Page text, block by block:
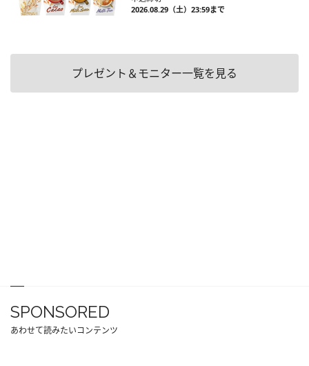
2026.08.29（土）23:59まで
プレゼント＆モニター一覧を見る
SPONSORED
あわせて読みたいコンテンツ